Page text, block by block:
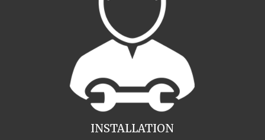
INSTALLATION